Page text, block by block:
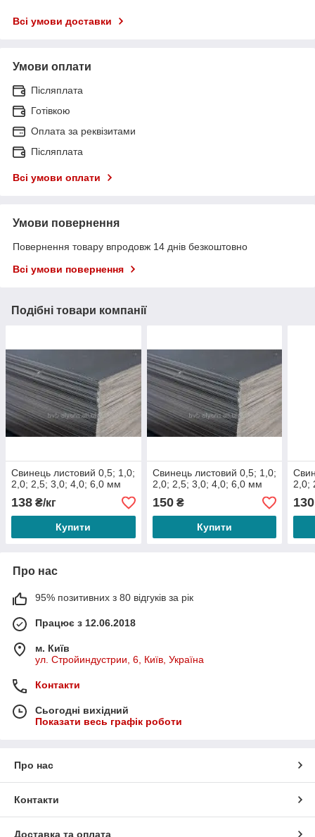
Всі умови доставки
Умови оплати
Післяплата
Готівкою
Оплата за реквізитами
Післяплата
Всі умови оплати
Умови повернення
Повернення товару впродовж 14 днів безкоштовно
Всі умови повернення
Подібні товари компанії
Свинець листовий 0,5; 1,0;
2,0; 2,5; 3,0; 4,0; 6,0 мм
138 ₴/кг
Купити
Свинець листовий 0,5; 1,0;
2,0; 2,5; 3,0; 4,0; 6,0 мм
150₴
Купити
2,0;
130
Про нас
95% позитивних з 80 відгуків за рік
Працює з 12.06.2018
м. Київ
ул. Стройиндустрии, 6, Київ, Україна
Контакти
Сьогодні вихідний
Показати весь графік роботи
Про нас
Контакти
Доставка та оплата